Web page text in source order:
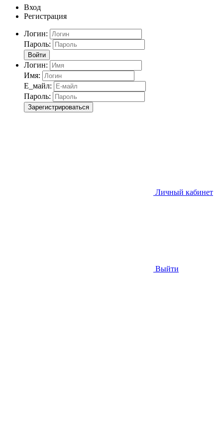
Вход
Регистрация
Логин:
Пароль:
Войти
Логин:
Имя:
Е_майл:
Пароль:
Зарегистрироваться
Личный кабинет
Выйти